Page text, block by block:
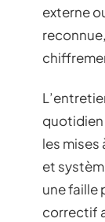
externe
les mises
et
une faille
correctif